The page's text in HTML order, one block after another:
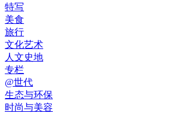
特写
美食
旅行
文化艺术
人文史地
专栏
@世代
生态与环保
时尚与美容